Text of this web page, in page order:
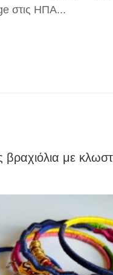
στις ΗΠΑ...
βραχιόλια με